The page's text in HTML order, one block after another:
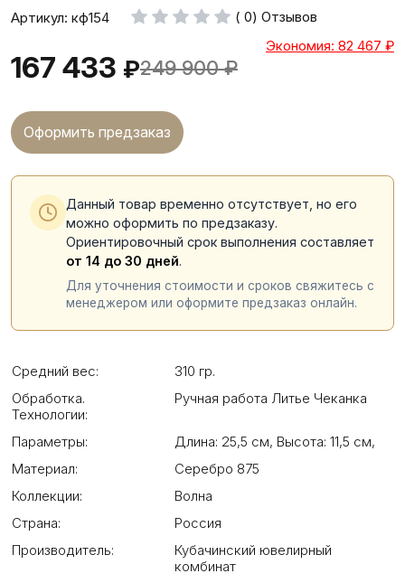
Артикул: кф154 ( 0) Отзывов
167 433 ₽249 900 ₽
Экономия: 82 467 ₽
Оформить предзаказ
Данный товар временно отсутствует, но его
можно оформить по предзаказу.
Ориентировочный срок выполнения составляет
от 14 до 30 дней.
Для уточнения стоимости и сроков свяжитесь с
менеджером или оформите предзаказ онлайн.
Средний вес:
310 гр.
Обработка.
Технологии:
Ручная работа Литье Чеканка
Параметры: Длина: 25,5 см, Высота: 11,5 см,
Материал:
Серебро 875
Коллекции:
Волна
Страна:
Россия
Производитель:
Кубачинский ювелирный
комбинат